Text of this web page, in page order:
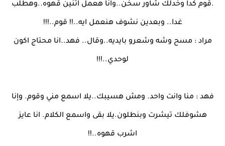
.قوم كدا وخدلك شاور سخن..وانا هعمل اتنين قهوه..وهطلب
غدا.. وبعدين نشوف هنعمل ايه..!! قوم..!!!
مراد : مسح وشه وشعرو بايديه..وقال.. فهد..انا محتاج اكون
لوحدي..!!!
فهد : منا وانت واحد. ومش هسيبك..يلا اسمع مني وقوم. وإنا
هشوفلك تيشرت وبنطلون.يلا بقى واسمع الكلام. انا عايز
اشرب قهوه..!!